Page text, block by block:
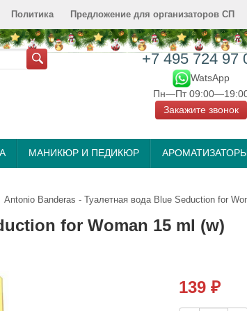
Политика Предложение для организаторов СП
+7 495 724 97
WatsApp
Пн—Пт
Закажите звонок
МАНИКЮР И ПЕДИКЮР
Antonio Banderas - Туалетная вода Blue Seduction for
for Woman 15 ml (w)
139 ₽